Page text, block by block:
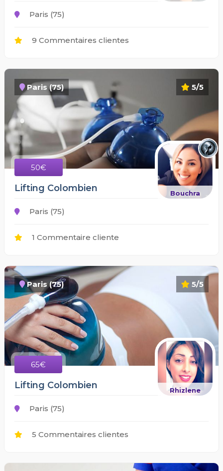
Paris (75)
9 Commentaires clientes
5/5
Paris (75)
50€
Bouchra
Lifting Colombien
Paris (75)
1 Commentaire cliente
5/5
Paris (75)
65€
Rhizlene
Lifting Colombien
Paris (75)
5 Commentaires clientes